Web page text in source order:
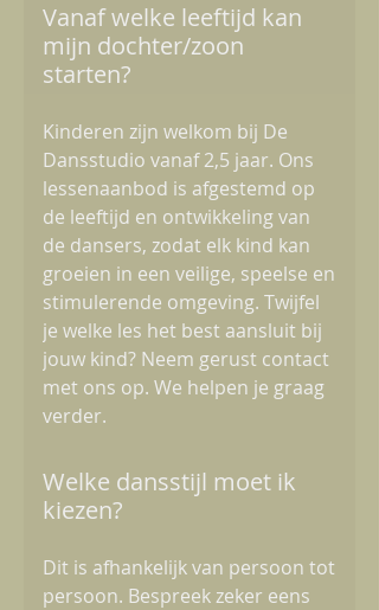
Vanaf welke leeftijd kan
mijn dochter/zoon
starten?
Kinderen zijn welkom bij De
Dansstudio vanaf 2,5 jaar. Ons
lessenaanbod is afgestemd op
de leeftijd en ontwikkeling van
de dansers, zodat elk kind kan
groeien in een veilige, speelse en
stimulerende omgeving. Twijfel
je welke les het best aansluit bij
jouw kind? Neem gerust contact
met ons op. We helpen je graag
verder.
Welke dansstijl moet ik
kiezen?
Dit is afhankelijk van persoon tot
persoon. Bespreek zeker eens